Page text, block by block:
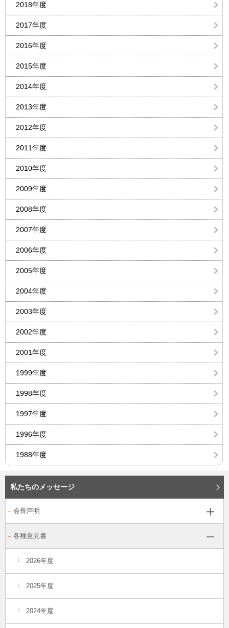
2018年度
2017年度
2016年度
2015年度
2014年度
2013年度
2012年度
2011年度
2010年度
2009年度
2008年度
2007年度
2006年度
2005年度
2004年度
2003年度
2002年度
2001年度
1999年度
1998年度
1997年度
1996年度
1988年度
私たちのメッセージ
会長声明
各種意見書
2026年度
2025年度
2024年度